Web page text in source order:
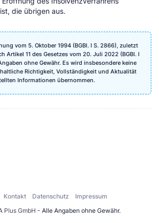
die übrigen aus.
vom 5. Oktober 1994 (BGBl. I S. 2866), zuletzt
Artikel 11 des Gesetzes vom 20. Juli 2022 (BGBl. I
ohne Gewähr. Es wird insbesondere keine
Richtigkeit, Vollständigkeit und Aktualität
Informationen übernommen.
Plus GmbH - Alle Angaben ohne Gewähr.
Kontakt Datenschutz Impressum